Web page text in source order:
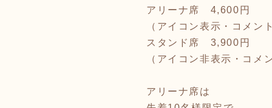
アリーナ席 4,600円
（アイコン表示・コメン
スタンド席 3,900円
（アイコン非表示・コメ
アリーナ席は